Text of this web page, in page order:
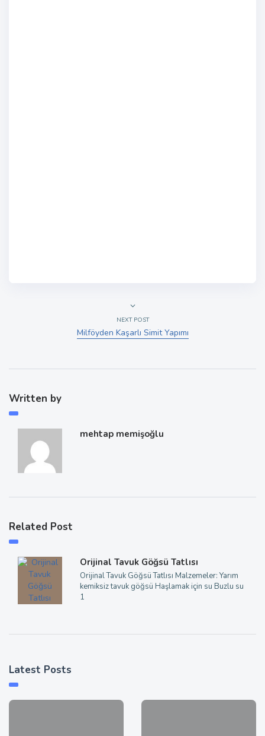
NEXT POST
Milföyden Kaşarlı Simit Yapımı
Written by
mehtap memişoğlu
Related Post
Orijinal Tavuk Göğsü Tatlısı
Orijinal Tavuk Göğsü Tatlısı Malzemeler: Yarım
kemiksiz tavuk göğsü Haşlamak için su Buzlu su
1
Latest Posts